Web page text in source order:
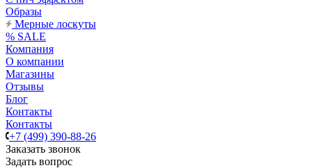
Образы
Мерные лоскуты
% SALE
Компания
О компании
Магазины
Отзывы
Блог
Контакты
Контакты
+7 (499) 390-88-26
Заказать звонок
Задать вопрос